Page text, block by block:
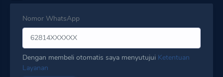
Nomor WhatsApp
Dengan membeli otomatis saya menyutujui Ketentuan
Layanan